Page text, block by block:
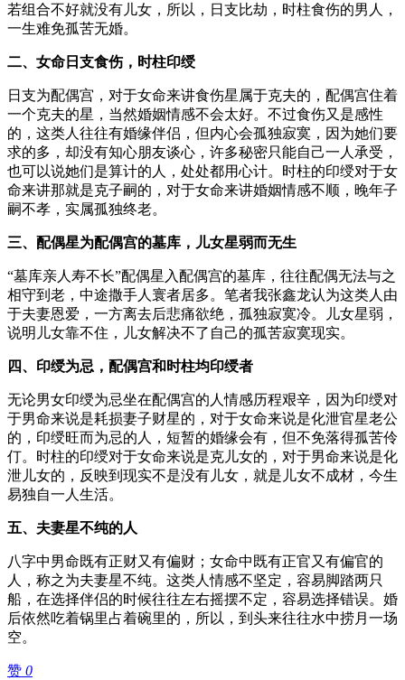
若组合不好就没有儿女，所以，日支比劫，时柱食伤的男人，
一生难免孤苦无婚。
二、女命日支食伤，时柱印绶
日支为配偶宫，对于女命来讲食伤星属于克夫的，配偶宫住着
一个克夫的星，当然婚姻情感不会太好。不过食伤又是感性
的，这类人往往有婚缘伴侣，但内心会孤独寂寞，因为她们要
求的多，却没有知心朋友谈心，许多秘密只能自己一人承受，
也可以说她们是算计的人，处处都用心计。时柱的印绶对于女
命来讲那就是克子嗣的，对于女命来讲婚姻情感不顺，晚年子
嗣不孝，实属孤独终老。
三、配偶星为配偶宫的墓库，儿女星弱而无生
“墓库亲人寿不长”配偶星入配偶宫的墓库，往往配偶无法与之
相守到老，中途撒手人寰者居多。笔者我张鑫龙认为这类人由
于夫妻恩爱，一方离去后悲痛欲绝，孤独寂寞冷。儿女星弱，
说明儿女靠不住，儿女解决不了自己的孤苦寂寞现实。
四、印绶为忌，配偶宫和时柱均印绶者
无论男女印绶为忌坐在配偶宫的人情感历程艰辛，因为印绶对
于男命来说是耗损妻子财星的，对于女命来说是化泄官星老公
的，印绶旺而为忌的人，短暂的婚缘会有，但不免落得孤苦伶
仃。时柱的印绶对于女命来说是克儿女的，对于男命来说是化
泄儿女的，反映到现实不是没有儿女，就是儿女不成材，今生
易独自一人生活。
五、夫妻星不纯的人
八字中男命既有正财又有偏财；女命中既有正官又有偏官的
人，称之为夫妻星不纯。这类人情感不坚定，容易脚踏两只
船，在选择伴侣的时候往往左右摇摆不定，容易选择错误。婚
后依然吃着锅里占着碗里的，所以，到头来往往水中捞月一场
空。
赞 0